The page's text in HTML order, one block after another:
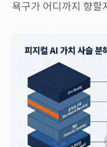
욕구가 어디까지 향할